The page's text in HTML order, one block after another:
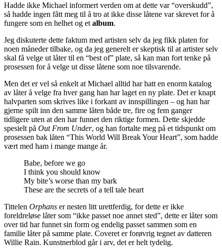
Hadde ikke Michael informert verden om at dette var “overskudd”,
så hadde ingen fått meg til å tro at ikke disse låtene var skrevet for å
fungere som en helhet og et album.
Jeg diskuterte dette faktum med artisten selv da jeg fikk platen for
noen måneder tilbake, og da jeg generelt er skeptisk til at artister selv
skal få velge ut låter til en “best of” plate, så kan man fort tenke på
prosessen for å velge ut disse låtene som noe tilsvarende.
Men det er vel så enkelt at Michael alltid har hatt en enorm katalog
av låter å velge fra hver gang han har laget en ny plate. Det er knapt
halvparten som skrives like i forkant av innspillingen – og han har
gjerne spilt inn den samme låten både tre, fire og fem ganger
tidligere uten at den har funnet den riktige formen. Dette skjedde
spesielt på Out From Under, og han fortalte meg på et tidspunkt om
prosessen bak låten “This World Will Break Your Heart”, som hadde
vært med ham i mange mange år.
Babe, before we go
I think you should know
My bite’s worse than my bark
These are the secrets of a tell tale heart
Tittelen Orphans er nesten litt urettferdig, for dette er ikke
foreldreløse låter som “ikke passet noe annet sted”, dette er låter som
over tid har funnet sin form og endelig passet sammen som en
familie låter på samme plate. Coveret er forøvrig tegnet av datteren
Willie Rain. Kunstnerblod går i arv, det er helt tydelig.